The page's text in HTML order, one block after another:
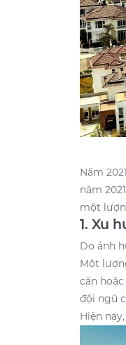
Năm
năm
một
1. Xu
Do ảnh
Một
căn
đội ngũ
Hiện